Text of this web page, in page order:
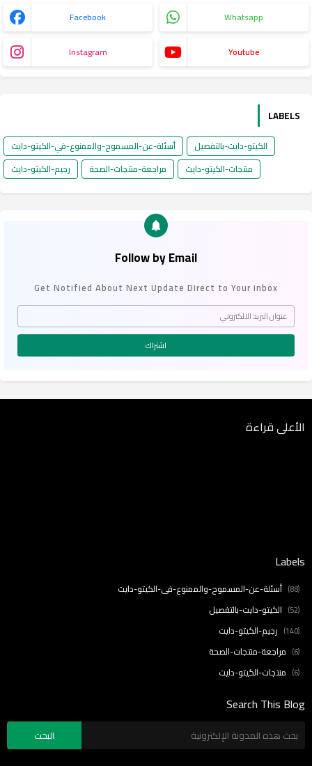
Facebook Whatsapp
Instagram Youtube
LABELS
أسئلة-عن-المسموح-والممنوع-في-الكيتو-دايت
الكيتو-دايت-بالتفصيل
رجيم-الكيتو-دايت
مراجعة-منتجات-الصحة منتجات-الكيتو-دايت
Follow by Email
Get Notified About Next Update Direct to Your inbox
الأعلى قراءة
Labels
أسئلة-عن-المسموح-والممنوع-في-الكيتو-دايت (88)
الكيتو-دايت-بالتفصيل (52)
رجيم-الكيتو-دايت (140)
مراجعة-منتجات-الصحة (6)
منتجات-الكيتو-دايت (6)
Search This Blog